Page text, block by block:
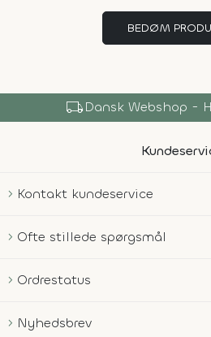
BEDØM
local_shippingDansk Webshop -
Kontakt kundeservice
Ofte stillede spørgsmål
Ordrestatus
Nyhedsbrev